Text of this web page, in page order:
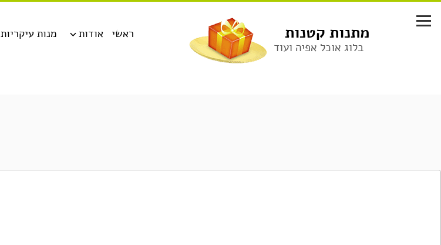
לתוכן
מתנות קטנות
בלוג אוכל אפיה ועוד
מנות עיקריות אודות ראשי